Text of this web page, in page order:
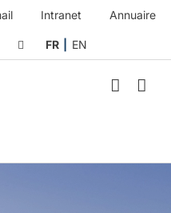
Intranet Annuaire
FR EN